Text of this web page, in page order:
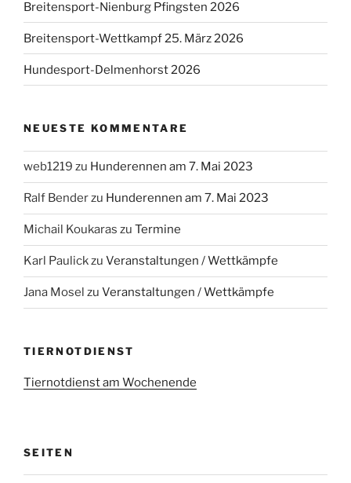
Breitensport-Nienburg Pfingsten 2026
Breitensport-Wettkampf 25. März 2026
Hundesport-Delmenhorst 2026
NEUESTE KOMMENTARE
web1219 zu Hunderennen am 7. Mai 2023
Ralf Benderzu Hunderennen am 7. Mai 2023
Michail Koukaras zu Termine
Karl Paulickzu Veranstaltungen / Wettkämpfe
Jana Mosel zu Veranstaltungen / Wettkämpfe
TIERNOTDIENST
Tiernotdienst am Wochenende
SEITEN